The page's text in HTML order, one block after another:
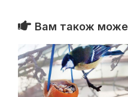
Вам також